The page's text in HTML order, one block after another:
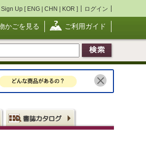
Sign Up [ ENG | CHN | KOR ] ログイン
かごを見る ご利用ガイド